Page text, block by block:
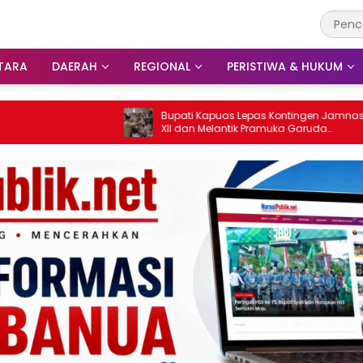
DAERAH REGIONAL PERISTIWA & HUKUM
Bupati Kapuas Lepas Kontingen Jamnas
XII dan Melantik Pramuka Garuda
Penggalang